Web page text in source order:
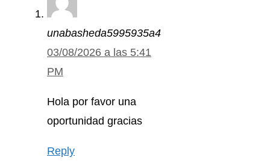
unabasheda5995935a4
03/08/2026 a las 5:41
PM
Hola por favor una
oportunidad gracias
Reply